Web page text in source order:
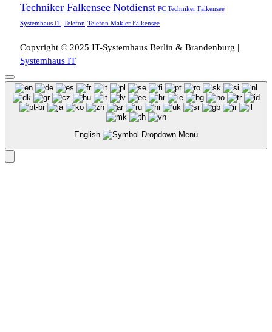
Techniker Falkensee Notdienst PC Techniker Falkensee
Systemhaus IT Telefon Telefon Makler Falkensee
Copyright © 2025 IT-Systemhaus Berlin & Brandenburg |
Systemhaus IT
English